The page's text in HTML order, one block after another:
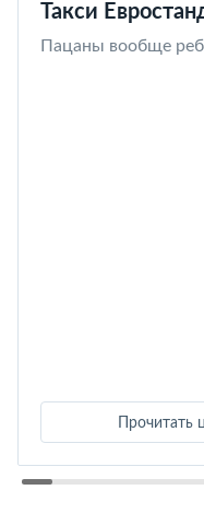
Такси
Пацаны вообще
Прочитать